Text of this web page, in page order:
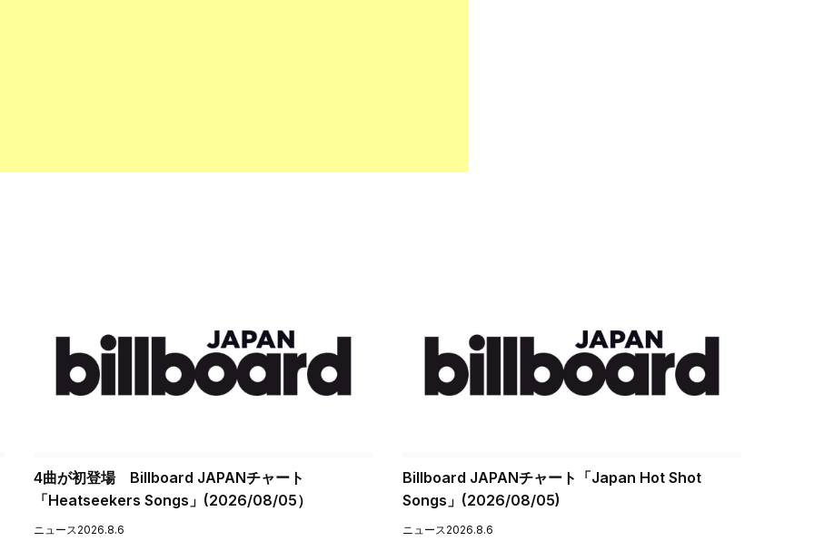
4曲が初登場 Billboard JAPANチャート
「Heatseekers Songs」(2026/08/05）
ニュース 2026.8.6
Billboard JAPANチャート「Japan Hot Shot
Songs」(2026/08/05)
ニュース 2026.8.6